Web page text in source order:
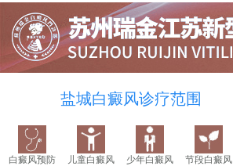
盐城白癜风诊疗范围
白癜风预防 儿童白癜风 少年白癜风 节段白癜风